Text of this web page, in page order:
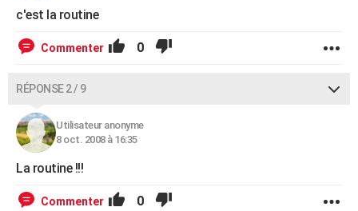
COPAINS D'AVANT
S'inscrire
Se connecter
Lycées
Collèges
Primaires
Universités
Entreprises
Service militaire
Avis de recherche
AVIS DE DÉCÈS
c'est la routine
Commenter 0
RÉPONSE 2 / 9
Utilisateur anonyme
8 oct. 2008 à 16:35
La routine !!!
Commenter 0